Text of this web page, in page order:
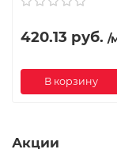
420.13 руб. /
В корзину
Акции